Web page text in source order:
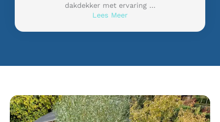
dakdekker met ervaring …
Lees Meer